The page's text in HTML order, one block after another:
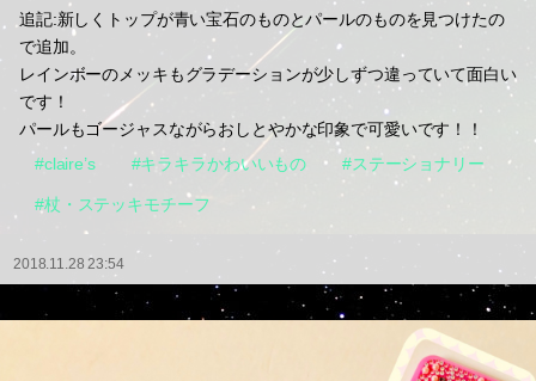
追記:新しくトップが青い宝石のものとパールのものを見つけたの
で追加。
レインボーのメッキもグラデーションが少しずつ違っていて面白い
です！
パールもゴージャスながらおしとやかな印象で可愛いです！！
#claire’s
#キラキラかわいいもの #ステーショナリー
#杖・ステッキモチーフ
2018.11.28 23:54